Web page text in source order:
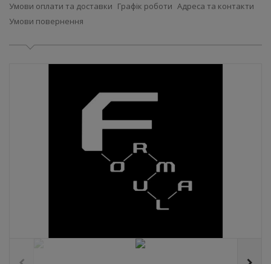
Умови оплати та доставки Графік роботи Адреса та контакти
Умови повернення